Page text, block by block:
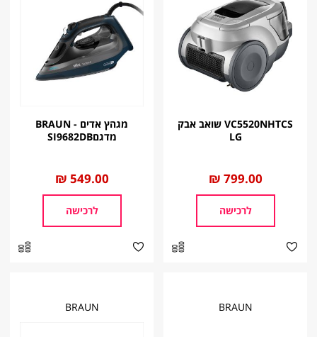
VC5520NHTCS שואב אבק
LG
החל
מ
799.00 ₪
לרכישה
מגהץ אדים - BRAUN
מדגםSI9682DB
החל
מ
549.00 ₪
לרכישה
BRAUN
BRAUN